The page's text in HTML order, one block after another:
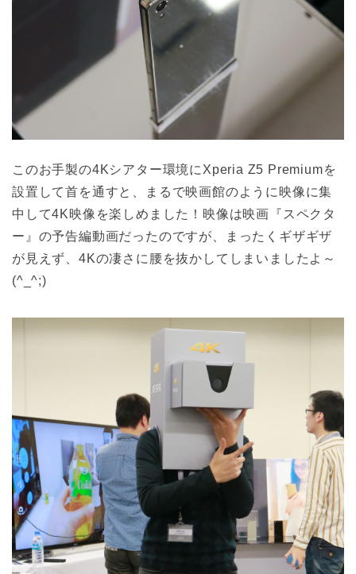
このお手製の4Kシアター環境にXperia Z5 Premiumを
設置して首を通すと、まるで映画館のように映像に集
中して4K映像を楽しめました！映像は映画『スペクタ
ー』の予告編動画だったのですが、まったくギザギザ
が見えず、4Kの凄さに腰を抜かしてしまいましたよ～
(^_^;)